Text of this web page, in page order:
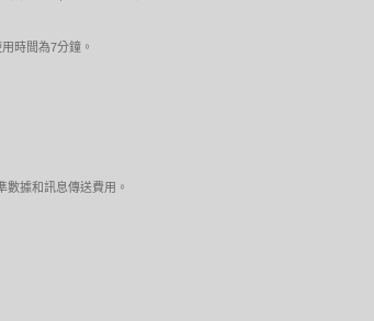
時間為7分鐘。
數據和訊息傳送費用。